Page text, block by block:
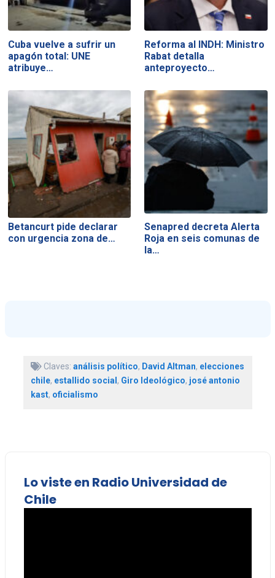
Cuba vuelve a sufrir un
apagón total: UNE
atribuye…
Reforma al INDH: Ministro
Rabat detalla
anteproyecto…
Betancurt pide declarar
con urgencia zona de…
Senapred decreta Alerta
Roja en seis comunas de
la…
Claves: análisis político, David Altman, elecciones
chile, estallido social, Giro Ideológico, josé antonio
kast, oficialismo
Lo viste en Radio Universidad de
Chile